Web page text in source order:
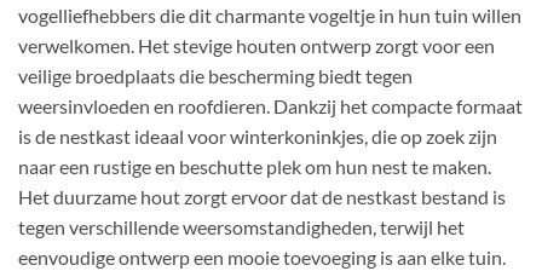
vogelliefhebbers die dit charmante vogeltje in hun tuin willen
verwelkomen. Het stevige houten ontwerp zorgt voor een
veilige broedplaats die bescherming biedt tegen
weersinvloeden en roofdieren. Dankzij het compacte formaat
is de nestkast ideaal voor winterkoninkjes, die op zoek zijn
naar een rustige en beschutte plek om hun nest te maken.
Het duurzame hout zorgt ervoor dat de nestkast bestand is
tegen verschillende weersomstandigheden, terwijl het
eenvoudige ontwerp een mooie toevoeging is aan elke tuin.